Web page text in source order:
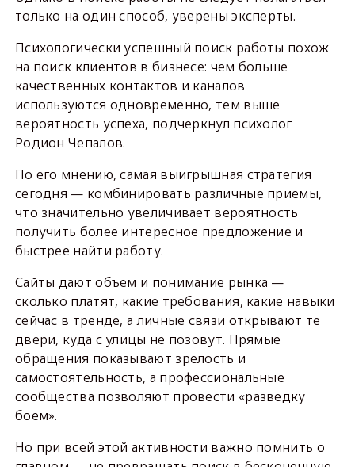
только на один способ, уверены эксперты.
Психологически успешный поиск работы похож
на поиск клиентов в бизнесе: чем больше
качественных контактов и каналов
используются одновременно, тем выше
вероятность успеха, подчеркнул психолог
Родион Чепалов.
По его мнению, самая выигрышная стратегия
сегодня — комбинировать различные приёмы,
что значительно увеличивает вероятность
получить более интересное предложение и
быстрее найти работу.
Сайты дают объём и понимание рынка —
сколько платят, какие требования, какие навыки
сейчас в тренде, а личные связи открывают те
двери, куда с улицы не позовут. Прямые
обращения показывают зрелость и
самостоятельность, а профессиональные
сообщества позволяют провести «разведку
боем».
Но при всей этой активности важно помнить о